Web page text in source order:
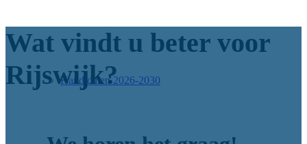
Kandidaten 2026-2030
Wat vindt u beter voor
Rijswijk?